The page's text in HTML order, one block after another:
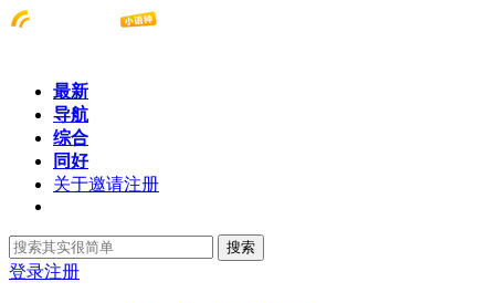
最新
导航
综合
同好
关于邀请注册
搜索
登录注册